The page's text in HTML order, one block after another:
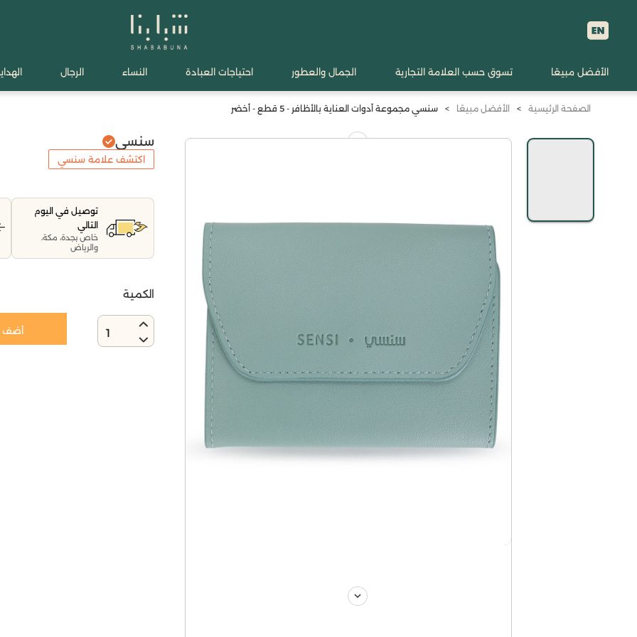
الأفضل مبيعًا تسوق حسب العلامة التجارية الجمال والعطور احتياجات العبادة النساء الرجال
الصفحة الرئيسية > الأفضل مبيعًا > سنسي مجموعة أدوات العناية بالأظافر - 5 قطع - أخضر
سنسي
اكتشف علامة سنسي
توصيل في اليوم
التالي
خاص بجدة، مكة،
والرياض
الكمية
1 أضف